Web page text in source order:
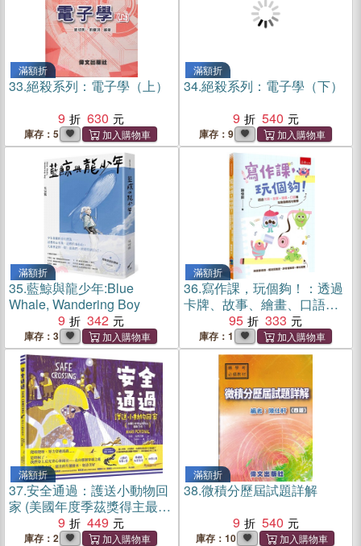
滿額折
33.絕殺系列：電子學（上）
9
630
庫存：5
滿額折
34.絕殺系列：電子學（下）
9
540
庫存：9
滿額折
35.藍鯨與龍少年:Blue
Whale, Wandering Boy
9
342
庫存：3
滿額折
36.寫作課，玩個夠！：透過
卡牌、故事、繪畫、口語等
互動遊戲活化教學(第1版)
95 333
庫存：1
滿額折
37.安全通過：護送小動物回
家 (美國年度季茲獎得主最新
9 449
庫存：2
滿額折
38.微積分歷屆試題詳解
9
540
庫存：10